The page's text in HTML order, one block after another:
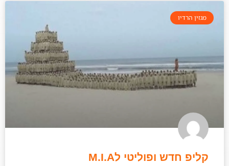
מגזין הרדיו
קליפ חדש ופוליטי לM.I.A